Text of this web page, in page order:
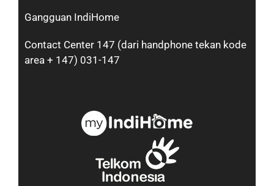
Gangguan IndiHome
Contact Center 147 (dari handphone tekan kode
area + 147) 031-147